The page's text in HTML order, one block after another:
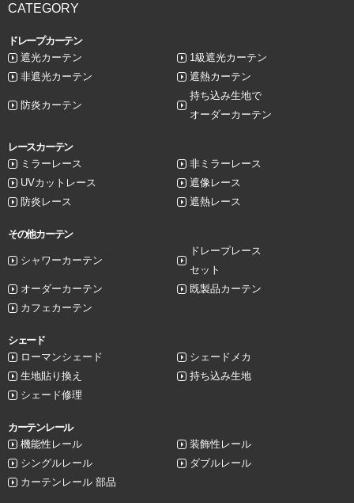
CATEGORY
ドレープカーテン
遮光カーテン
1級遮光カーテン
非遮光カーテン
遮熱カーテン
防炎カーテン
持ち込み生地で
オーダーカーテン
レースカーテン
ミラーレース
非ミラーレース
UVカットレース
遮像レース
防炎レース
遮熱レース
その他カーテン
シャワーカーテン
ドレープレース
セット
オーダーカーテン
既製品カーテン
カフェカーテン
シェード
ローマンシェード
シェードメカ
生地貼り換え
持ち込み生地
シェード修理
カーテンレール
機能性レール
装飾性レール
シングルレール
ダブルレール
カーテンレール 部品